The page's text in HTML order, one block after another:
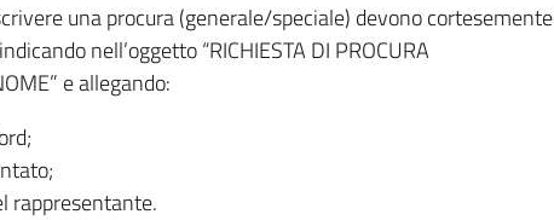
una procura (generale/speciale) devono cortesemente
indicando nell’oggetto “RICHIESTA DI PROCURA
e allegando:
rappresentante.